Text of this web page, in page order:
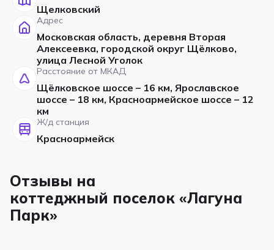
Щелковский
Адрес
Московская область, деревня Вторая
Алексеевка, городской округ Щёлково,
улица Лесной Уголок
Расстояние от МКАД
Щёлковское шоссе – 16 км, Ярославское
шоссе – 18 км, Красноармейское шоссе – 12
км
Ж/д станция
Красноармейск
Отзывы на
коттеджный поселок «Лагуна
Парк»